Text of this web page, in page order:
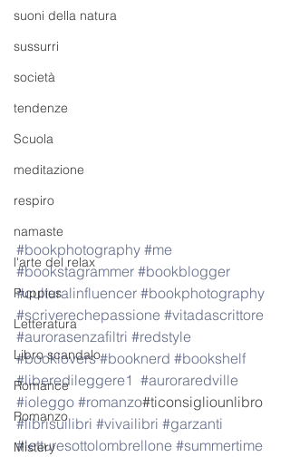
suoni della natura
sussurri
società
tendenze
Scuola
meditazione
respiro
namaste
l'arte del relax
Puppies
Letteratura
Libro scandalo
Romance
Romanzo
Mistery
#bookphotography #me
#bookstagrammer #bookblogger
#culturalinfluencer #bookphotography
#scriverechepassione #vitadascrittore
#aurorasenzafiltri #redstyle
#booklovers #booknerd #bookshelf
#liberedileggere1 #auroraredville
#ioleggo #romanzo#ticonsigliounlibro
#librisuilibri #vivailibri #garzanti
#letturesottolombrellone #summertime